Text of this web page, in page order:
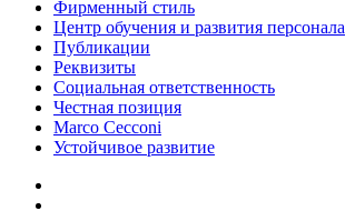
Фирменный стиль
Центр обучения и развития персонала
Публикации
Реквизиты
Социальная ответственность
Честная позиция
Marco Cecconi
Устойчивое развитие